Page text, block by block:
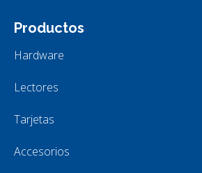
Productos
Hardware
Lectores
Tarjetas
Accesorios